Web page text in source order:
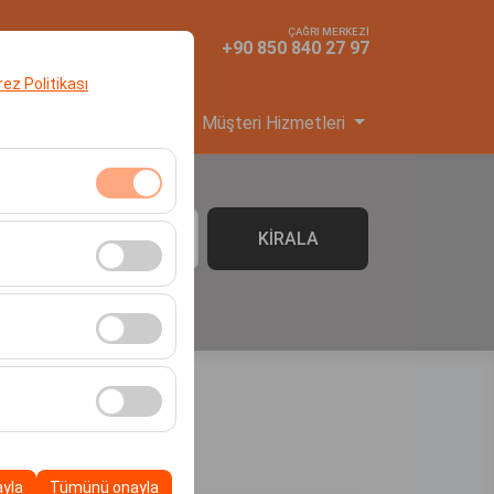
Politikası
Devre dışı
analiz
için kullanılır.
Tümünü onayla
ÇAĞRI MERKEZİ
+90 850 840 27 97
Müşteri Hizmetleri
06:00 KİRALA